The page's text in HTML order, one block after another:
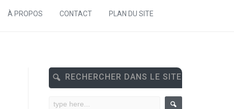
À PROPOS CONTACT PLAN DU SITE
RECHERCHER DANS LE SITE